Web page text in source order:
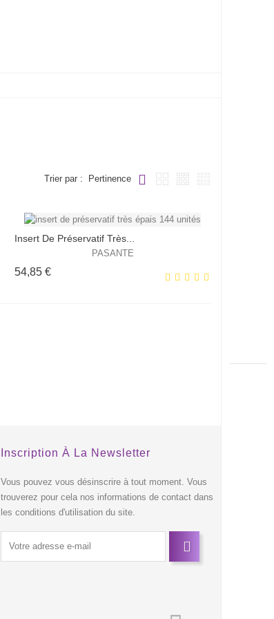
Trier par : Pertinence
Insert De Préservatif Très...
PASANTE
54,85 €Prix
Inscription À La Newsletter
Vous pouvez vous désinscrire à tout moment. Vous
trouverez pour cela nos informations de contact dans
les conditions d'utilisation du site.